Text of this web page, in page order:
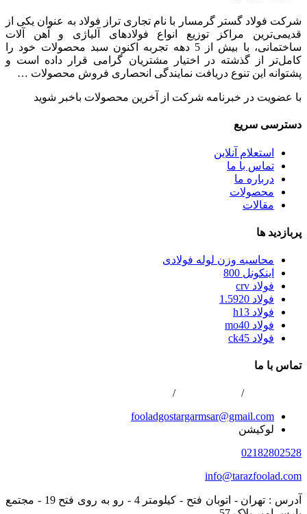
شرکت فولاد گستر گرمسار با نام تجاری تراز فولاد به عنوان یکی از
قدیمی‌ترین مراکز توزیع انواع فولادهای آلیاژی و آهن آلات
ساختمانی، با بیش از 5 دهه تجربه اکنون سبد محصولات خود را
کامل‌تر از گذشته در اختیار مشتریان گرامی قرار داده است و
پشتوانه این تنوع دریافت نمایندگی انحصاری فروش محصولات …
با عضویت در خبرنامه شرکت از آخرین محصولات باخبر شوید
دسترسی سریع
استعلام آنلاین
تماس با ما
درباره ما
محصولات
مقالات
پربازدید ها
محاسبه وزن لوله فولادی
اینکونل 800
فولاد crv
فولاد 1.5920
فولاد h13
فولاد mo40
فولاد ck45
تماس با ما
/
/
fooladgostargarmsar@gmail.com
لوکیشن
02182802528
info@tarazfoolad.com
آدرس : تهران - اتوبان فتح - کیلومتر 4 - رو به روی فتح 19 - مجتمع